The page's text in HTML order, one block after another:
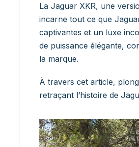
La Jaguar XKR, une
incarne tout ce que
captivantes et un luxe
de puissance élégante,
la marque.
À travers cet article,
retraçant l’histoire de